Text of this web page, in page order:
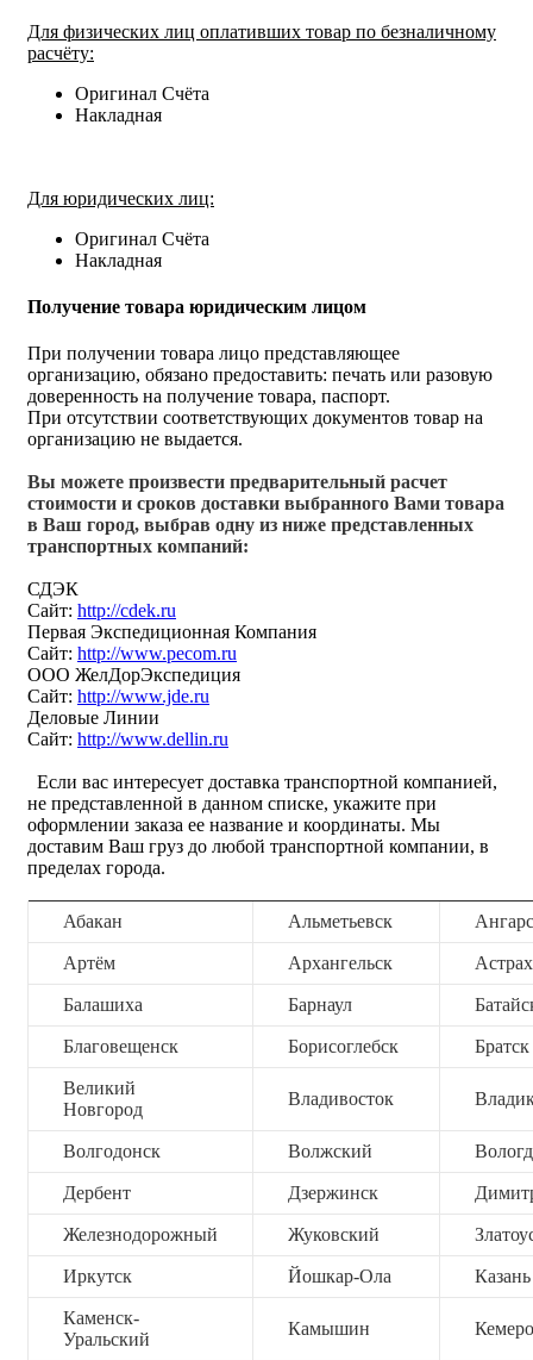
Для физических лиц оплативших товар по безналичному
расчёту:
Оригинал Счёта
Накладная
Для юридических лиц:
Оригинал Счёта
Накладная
Получение товара юридическим лицом
При получении товара лицо представляющее
организацию, обязано предоставить: печать или разовую
доверенность на получение товара, паспорт.
При отсутствии соответствующих документов товар на
организацию не выдается.
Вы можете произвести предварительный расчет
стоимости и сроков доставки выбранного Вами товара
в Ваш город, выбрав одну из ниже представленных
транспортных компаний:
СДЭК
Сайт: http://cdek.ru
Первая Экспедиционная Компания
Сайт: http://www.pecom.ru
ООО ЖелДорЭкспедиция
Сайт: http://www.jde.ru
Деловые Линии
Сайт: http://www.dellin.ru
Если вас интересует доставка транспортной компанией,
не представленной в данном списке, укажите при
оформлении заказа ее название и координаты. Мы
доставим Ваш груз до любой транспортной компании, в
пределах города.
Абакан Альметьевск
Артём Архангельск
Балашиха Барнаул
Благовещенск Борисоглебск Братск
Великий
Новгород
Владивосток
Волгодонск Волжский
Дербент Дзержинск
Железнодорожный Жуковский
Иркутск Йошкар-Ола Казань
Каменск-
Уральский
Камышин